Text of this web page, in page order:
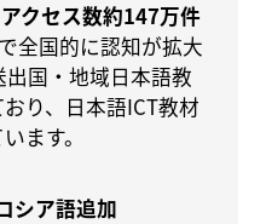
クセス数約147万件
全国的に認知が拡大
国・地域日本語教
り、日本語ICT教材
ます。
シア語追加